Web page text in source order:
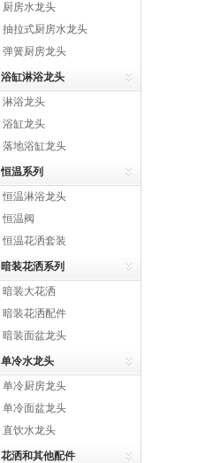
厨房水龙头
抽拉式厨房水龙头
弹簧厨房龙头
浴缸淋浴龙头
淋浴龙头
浴缸龙头
落地浴缸龙头
恒温系列
恒温淋浴龙头
恒温阀
恒温花洒套装
暗装花洒系列
暗装大花洒
暗装花洒配件
暗装面盆龙头
单冷水龙头
单冷厨房龙头
单冷面盆龙头
直饮水龙头
花洒和其他配件